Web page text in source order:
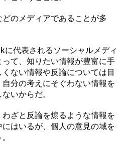
のメディアであることが多
代表されるソーシャルメディ
て、知りたい情報が豊富に手
ない情報や反論については目
分の考えにそぐわない情報を
いからだ。
ざと反論を煽るような情報を
はいるが、個人の意見の域を